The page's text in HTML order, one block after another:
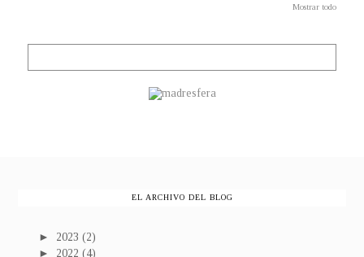
Mostrar todo
EL ARCHIVO DEL BLOG
► 2023 (2)
► 2022 (4)